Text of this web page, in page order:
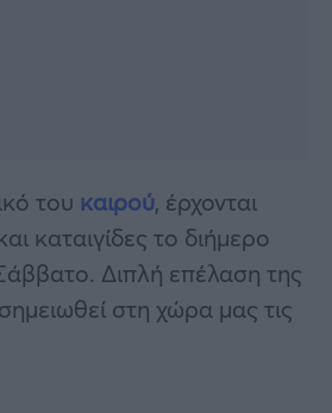
του καιρού, έρχονται
καταιγίδες το διήμερο
Διπλή επέλαση της
στη χώρα μας τις